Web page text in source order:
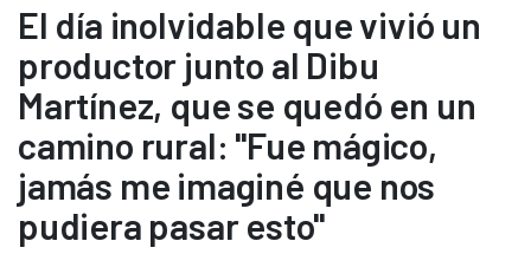
El día inolvidable que vivió un
productor junto al Dibu
Martínez, que se quedó en un
camino rural: "Fue mágico,
jamás me imaginé que nos
pudiera pasar esto"